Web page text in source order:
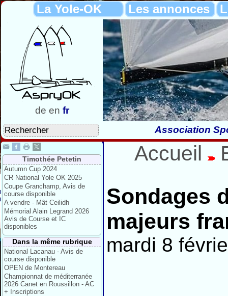
La Yole-OK Les annonces
de en fr
Association
Timothée Petetin
Autumn Cup 2024
CR National Yole OK 2025
Coupe Granchamp, Avis de
course disponible
A vendre - Mât Ceilidh
Mémorial Alain Legrand 2026
Avis de Course et IC
disponibles
Dans la même rubrique
National Lacanau - Avis de
course disponible
OPEN de Montereau
Championnat de méditerranée
2026 Canet en Roussillon - AC
+ Inscriptions
Accueil
Sondages
majeurs
mardi 8